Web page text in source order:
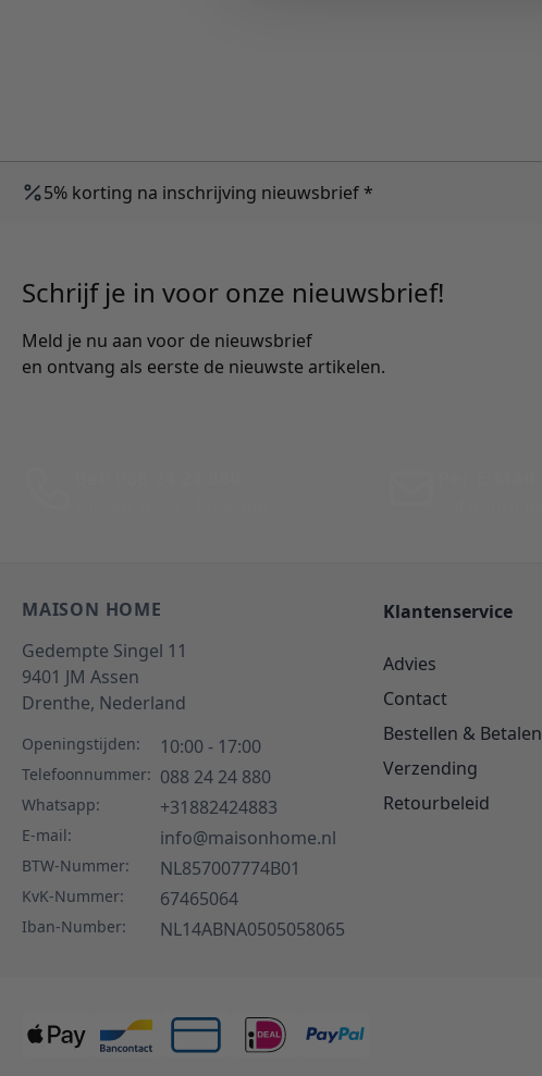
5% korting na inschrijving nieuwsbrief *
Schrijf je in voor onze nieuwsbrief!
Meld je nu aan voor de nieuwsbrief
en ontvang als eerste de nieuwste artikelen.
MAISON HOME
Gedempte Singel 11
9401 JM Assen
Drenthe, Nederland
Openingstijden: 10:00 - 17:00
Telefoonnummer: 088 24 24 880
Whatsapp: +31882424883
E-mail: info@maisonhome.nl
BTW-Nummer: NL857007774B01
KvK-Nummer: 67465064
Iban-Number: NL14ABNA0505058065
Klantenservice
Advies
Contact
Bestellen & Betalen
Verzending
Retourbeleid